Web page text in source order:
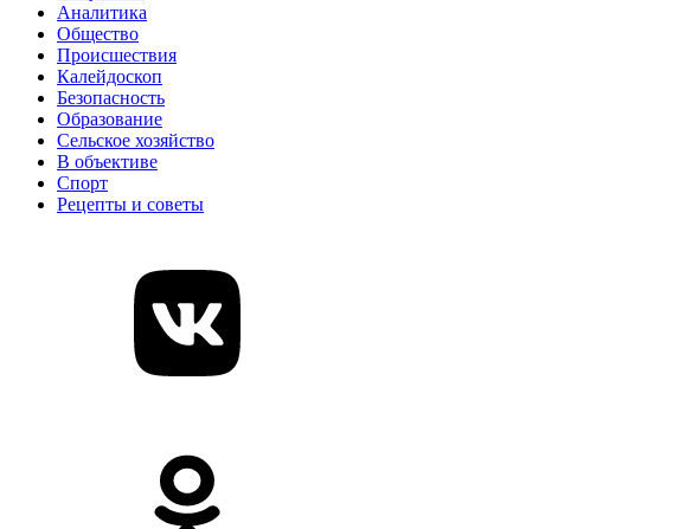
Аналитика
Общество
Происшествия
Калейдоскоп
Безопасность
Образование
Сельское хозяйство
В объективе
Спорт
Рецепты и советы